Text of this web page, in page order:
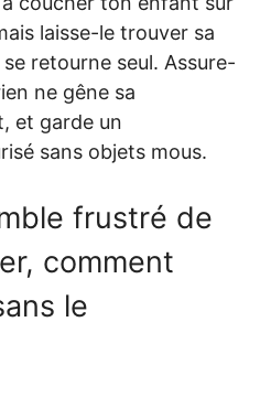
laisse-le trouver sa
retourne seul. Assure-
ne gêne sa
et garde un
sans objets mous.
frustré de
comment
le